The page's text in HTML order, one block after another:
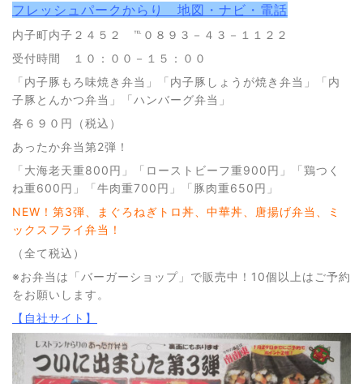
フレッシュパークからり 地図・ナビ・電話
内子町内子２４５２ ℡０８９３－４３－１１２２
受付時間 １０：００－１５：００
「内子豚もろ味焼き弁当」「内子豚しょうが焼き弁当」「内
子豚とんかつ弁当」「ハンバーグ弁当」
各６９０円（税込）
あったか弁当第2弾！
「大海老天重800円」「ローストビーフ重900円」「鶏つく
ね重600円」「牛肉重700円」「豚肉重650円」
NEW！第3弾、まぐろねぎトロ丼、中華丼、唐揚げ弁当、ミ
ックスフライ弁当！
（全て税込）
※お弁当は「バーガーショップ」で販売中！10個以上はご予約
をお願いします。
【自社サイト】